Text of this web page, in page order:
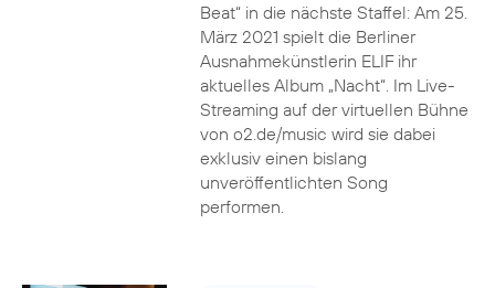
Beat“ in die nächste Staffel: Am 25.
März 2021 spielt die Berliner
Ausnahmekünstlerin ELIF ihr
aktuelles Album „Nacht“. Im Live-
Streaming auf der virtuellen Bühne
von o2.de/music wird sie dabei
exklusiv einen bislang
unveröffentlichten Song
performen.